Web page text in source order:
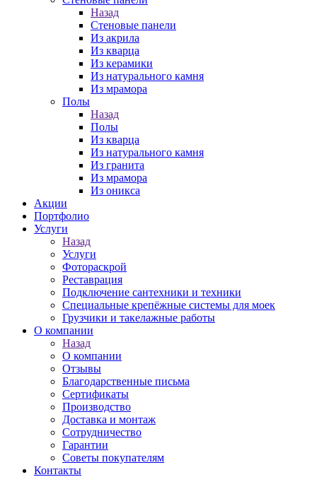
Назад
Стеновые панели
Из акрила
Из кварца
Из керамики
Из натурального камня
Из мрамора
Полы
Назад
Полы
Из кварца
Из натурального камня
Из гранита
Из мрамора
Из оникса
Акции
Портфолио
Услуги
Назад
Услуги
Фотораскрой
Реставрация
Подключение сантехники и техники
Специальные крепёжные системы для моек
Грузчики и такелажные работы
О компании
Назад
О компании
Отзывы
Благодарственные письма
Сертификаты
Производство
Доставка и монтаж
Сотрудничество
Гарантии
Советы покупателям
Контакты